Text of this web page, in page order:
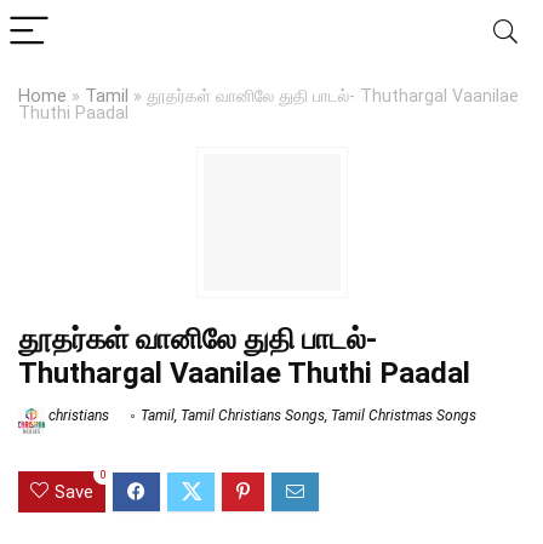
Home » Tamil » தூதர்கள் வானிலே துதி பாடல்- Thuthargal Vaanilae
Thuthi Paadal
தூதர்கள் வானிலே துதி பாடல்-
Thuthargal Vaanilae Thuthi Paadal
christians Tamil, Tamil Christians Songs, Tamil Christmas Songs
Save
0